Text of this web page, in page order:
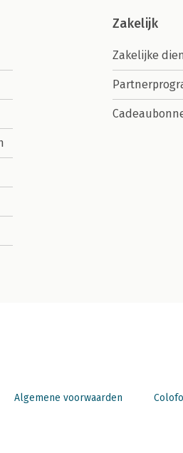
Zakelijk
Zakelijke
Algemene voorwaarden